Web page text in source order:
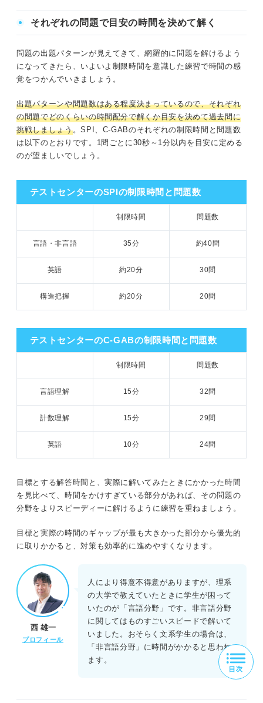
それぞれの問題で目安の時間を決めて解く
問題の出題パターンが見えてきて、網羅的に問題を解けるよう
になってきたら、いよいよ制限時間を意識した練習で時間の感
覚をつかんでいきましょう。
出題パターンや問題数はある程度決まっているので、それぞれ
の問題でどのくらいの時間配分で解くか目安を決めて過去問に
挑戦しましょう。SPI、C-GABのそれぞれの制限時間と問題数
は以下のとおりです。1問ごとに30秒～1分以内を目安に定める
のが望ましいでしょう。
制限時間 問題数
言語・非言語 35分 約40問
英語 約20分 30問
構造把握 約20分 20問
テストセンターのSPIの制限時間と問題数
制限時間 問題数
言語理解 15分 32問
計数理解 15分 29問
英語 10分 24問
テストセンターのC-GABの制限時間と問題数
目標とする解答時間と、実際に解いてみたときにかかった時間
を見比べて、時間をかけすぎている部分があれば、その問題の
分野をよりスピーディーに解けるように練習を重ねましょう。
目標と実際の時間のギャップが最も大きかった部分から優先的
に取りかかると、対策も効率的に進めやすくなります。
西 雄一
プロフィール
人により得意不得意がありますが、理系
の大学で教えていたときに学生が困って
いたのが「言語分野」です。非言語分野
に関してはものすごいスピードで解いて
いました。おそらく文系学生の場合は、
「非言語分野」に時間がかかると思われ
ます。